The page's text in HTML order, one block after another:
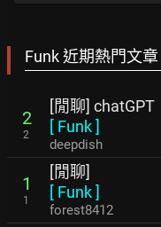
Funk 近期熱門文章
2
2
[閒聊] chatGPT
[ Funk]
deepdish
1
1
[閒聊]
[ Funk]
forest8412